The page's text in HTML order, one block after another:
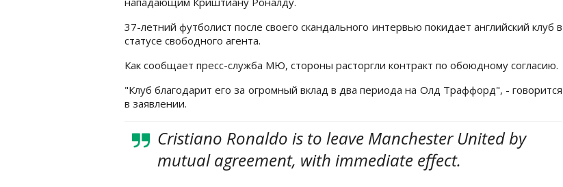
37-летний футболист после своего скандального интервью покидает английский клуб в
статусе свободного агента.
Как сообщает пресс-служба МЮ, стороны расторгли контракт по обоюдному согласию.
"Клуб благодарит его за огромный вклад в два периода на Олд Траффорд", - говорится
в заявлении.
Cristiano Ronaldo is to leave Manchester United by
mutual agreement, with immediate effect.